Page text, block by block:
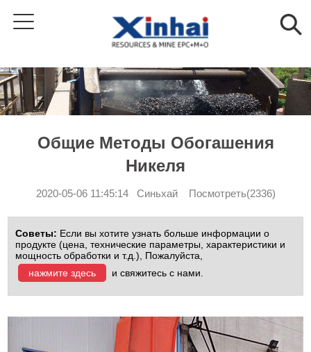
Общие Методы Обогашения
Никеля
2020-05-06 11:45:14 Синьхай Посмотреть(2336)
Советы: Если вы хотите узнать больше информации о
продукте (цена, технические параметры, характеристики и
мощность обработки и т.д.), Пожалуйста,
нажмите здесь
и свяжитесь с нами.